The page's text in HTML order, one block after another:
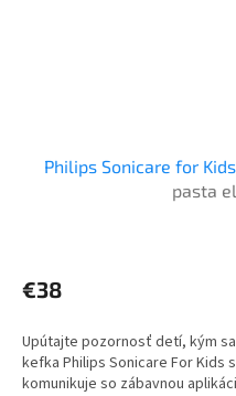
Philips Sonicare for
pasta
€38
Upútajte pozornosť detí, kým
kefka Philips Sonicare For
komunikuje so zábavnou